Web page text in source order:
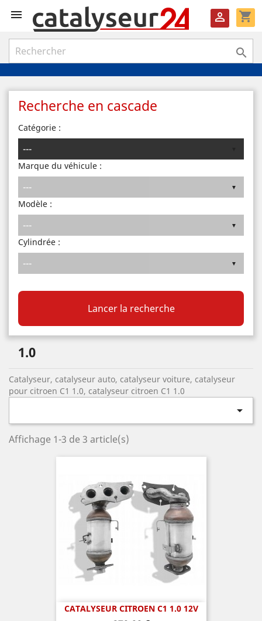
 shopping_cart


Recherche en cascade
Catégorie :
Marque du véhicule :
Modèle :
Cylindrée :
Lancer la recherche
1.0
Catalyseur, catalyseur auto, catalyseur voiture, catalyseur
pour citroen C1 1.0, catalyseur citroen C1 1.0

Affichage 1-3 de 3 article(s)
CATALYSEUR CITROEN C1 1.0 12V